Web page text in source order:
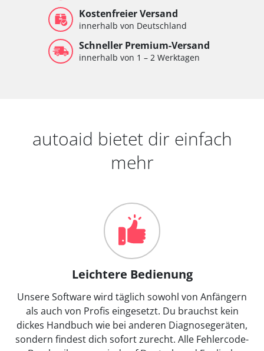
Kostenfreier Versand
innerhalb von Deutschland
Schneller Premium-Versand
innerhalb von 1 – 2 Werktagen
autoaid bietet dir einfach
mehr
Leichtere Bedienung
Unsere Software wird täglich sowohl von Anfängern
als auch von Profis eingesetzt. Du brauchst kein
dickes Handbuch wie bei anderen Diagnosegeräten,
sondern findest dich sofort zurecht. Alle Fehlercode-